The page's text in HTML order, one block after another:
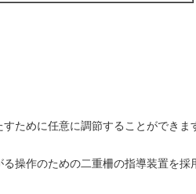
ために任意に調節することができま
操作のための二重柵の指導装置を採